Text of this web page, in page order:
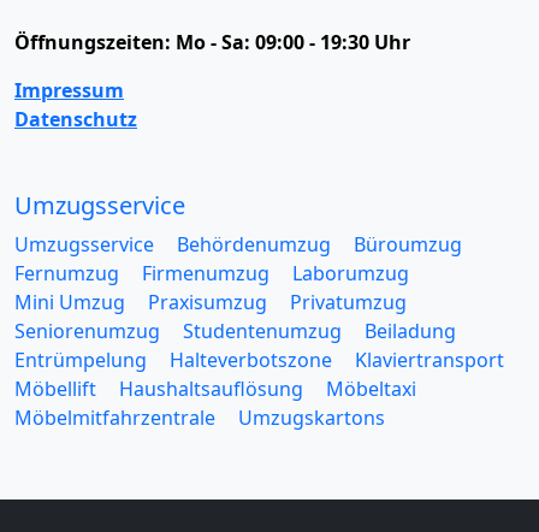
Öffnungszeiten: Mo - Sa: 09:00 - 19:30 Uhr
Impressum
Datenschutz
Umzugsservice
Umzugsservice Behördenumzug
Büroumzug
Fernumzug
Firmenumzug
Laborumzug
Mini Umzug
Praxisumzug
Privatumzug
Seniorenumzug
Studentenumzug
Beiladung
Entrümpelung
Halteverbotszone
Klaviertransport
Möbellift
Haushaltsauflösung
Möbeltaxi
Möbelmitfahrzentrale
Umzugskartons